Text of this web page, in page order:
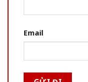
Email